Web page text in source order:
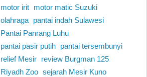
motor irit
motor matic Suzuki
olahraga
pantai indah Sulawesi
Pantai Panrang Luhu
pantai pasir putih
pantai tersembunyi
relief Mesir
review Burgman 125
Riyadh Zoo sejarah Mesir Kuno